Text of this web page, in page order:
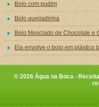
Bolo com pudim
Bolo queijadinha
Bolo Mesclado de Chocolate e
© 2026 Água na Boca -